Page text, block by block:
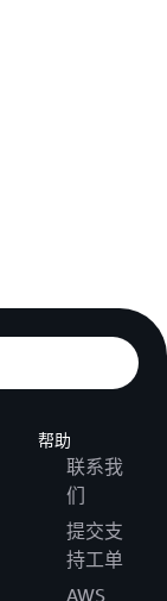
帮助
联系我
们
提交支
持工单
AWS